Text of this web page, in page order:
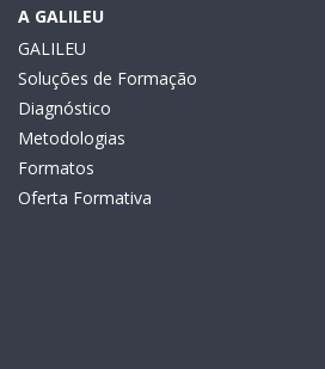
A GALILEU
GALILEU
Soluções de Formação
Diagnóstico
Metodologias
Formatos
Oferta Formativa